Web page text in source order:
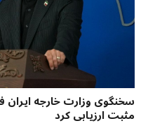
سخنگوی وزارت خارجه ایران
مثبت ارزیابی کرد